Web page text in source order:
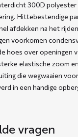
300D
Hittebestendige
afdekken na het
voorkomen
hoes over openingen
elastische zoom
die wegwaaien
in een handige
vragen